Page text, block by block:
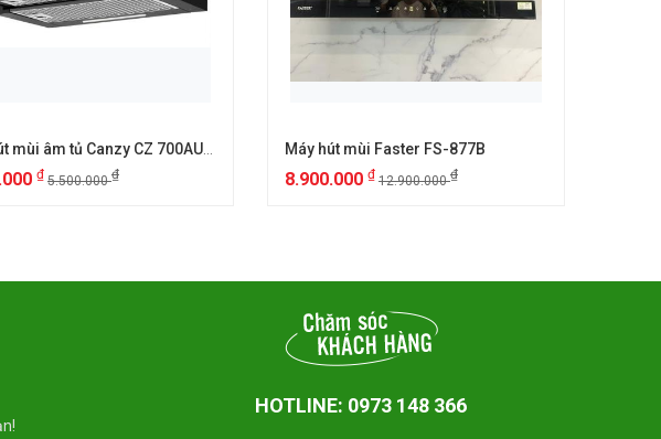
Máy hút mùi âm tủ Canzy CZ 700AUTO
₫ 5.500.000₫
Máy hút mùi Faster FS-877B
8.900.000 ₫ 12.900.000₫
HOTLINE: 0973 148 366